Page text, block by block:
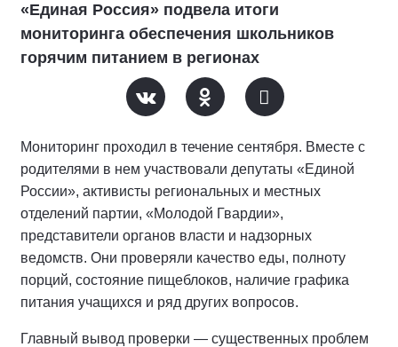
«Единая Россия» подвела итоги
мониторинга обеспечения школьников
горячим питанием в регионах
Мониторинг проходил в течение сентября. Вместе с
родителями в нем участвовали депутаты «Единой
России», активисты региональных и местных
отделений партии, «Молодой Гвардии»,
представители органов власти и надзорных
ведомств. Они проверяли качество еды, полноту
порций, состояние пищеблоков, наличие графика
питания учащихся и ряд других вопросов.
Главный вывод проверки — существенных проблем